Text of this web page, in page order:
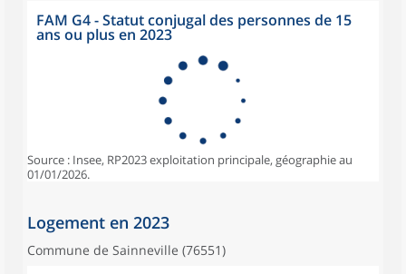
FAM G4 - Statut conjugal des personnes de 15
ans ou plus en 2023
Source : Insee, RP2023 exploitation principale, géographie au
01/01/2026.
Logement en 2023
Commune de Sainneville (76551)